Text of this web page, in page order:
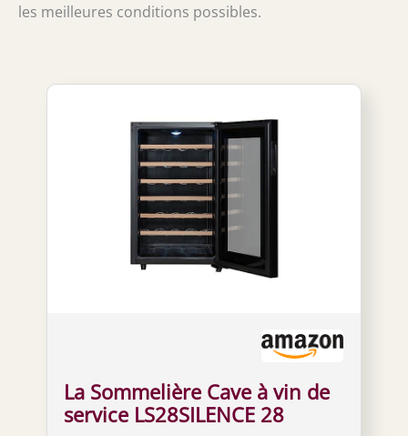
les meilleures conditions possibles.
La Sommelière Cave à vin de
service LS28SILENCE 28